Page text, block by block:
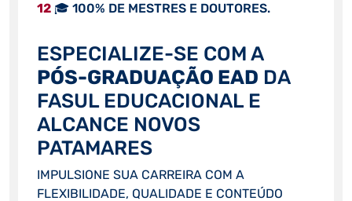
12🎓 100% DE MESTRES E DOUTORES.
ESPECIALIZE-SE COM A
PÓS-GRADUAÇÃO EAD DA
FASUL EDUCACIONAL E
ALCANCE NOVOS
PATAMARES
IMPULSIONE SUA CARREIRA COM A
FLEXIBILIDADE, QUALIDADE E CONTEÚDO